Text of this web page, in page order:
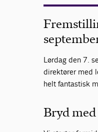
Lørdag den 7.
direktører med
helt fantastisk
Bryd